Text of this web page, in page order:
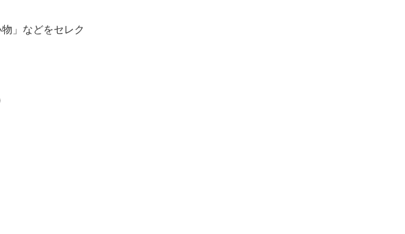
」などをセレク